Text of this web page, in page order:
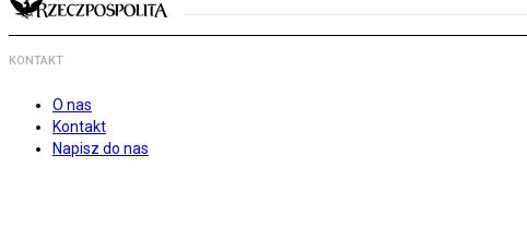
KONTAKT
O nas
Kontakt
Napisz do nas